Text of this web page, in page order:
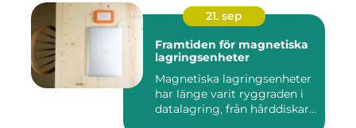
21. sep
Framtiden för magnetiska
lagringsenheter
Magnetiska lagringsenheter
har länge varit ryggraden i
datalagring, från hårddiskar...